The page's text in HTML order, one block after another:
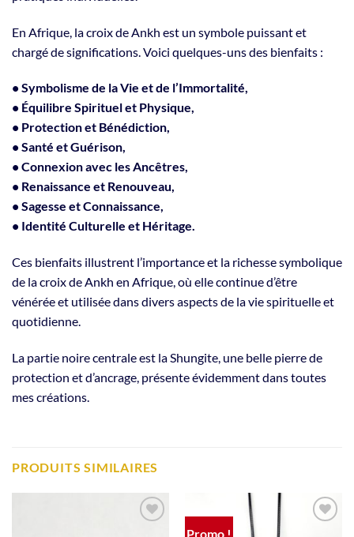
En Afrique, la croix de Ankh est un symbole puissant et
chargé de significations. Voici quelques-uns des bienfaits :
• Symbolisme de la Vie et de l’Immortalité,
• Équilibre Spirituel et Physique,
• Protection et Bénédiction,
• Santé et Guérison,
• Connexion avec les Ancêtres,
• Renaissance et Renouveau,
• Sagesse et Connaissance,
• Identité Culturelle et Héritage.
Ces bienfaits illustrent l’importance et la richesse symbolique
de la croix de Ankh en Afrique, où elle continue d’être
vénérée et utilisée dans divers aspects de la vie spirituelle et
quotidienne.
La partie noire centrale est la Shungite, une belle pierre de
protection et d’ancrage, présente évidemment dans toutes
mes créations.
PRODUITS SIMILAIRES
Promo !